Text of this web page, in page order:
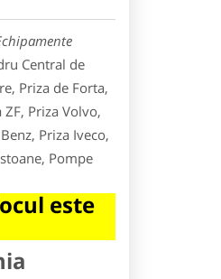
Central de
Priza de Forta,
Priza Volvo,
Priza Iveco,
Pompe
este